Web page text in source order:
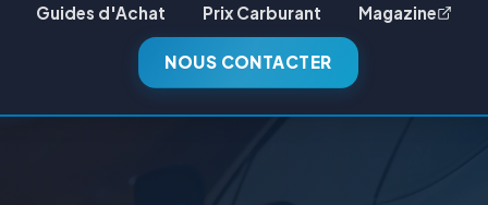
Guides d'Achat Prix Carburant Magazine
NOUS CONTACTER